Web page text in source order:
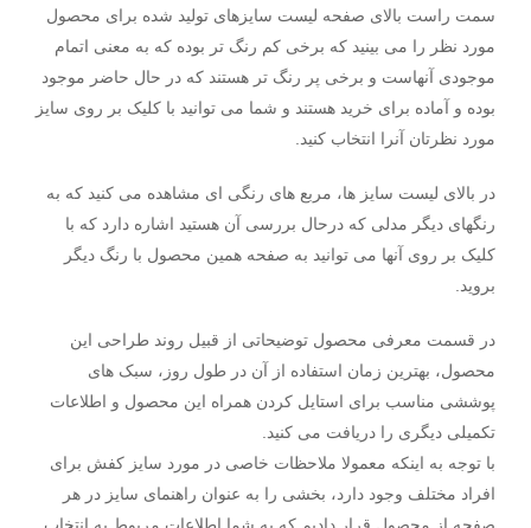
سمت راست بالای صفحه لیست سایزهای تولید شده برای محصول
مورد نظر را می بینید که برخی کم رنگ تر بوده که به معنی اتمام
موجودی آنهاست و برخی پر رنگ تر هستند که در حال حاضر موجود
بوده و آماده برای خرید هستند و شما می توانید با کلیک بر روی سایز
مورد نظرتان آنرا انتخاب کنید.
در بالای لیست سایز ها، مربع های رنگی ای مشاهده می کنید که به
رنگهای دیگر مدلی که درحال بررسی آن هستید اشاره دارد که با
کلیک بر روی آنها می توانید به صفحه همین محصول با رنگ دیگر
بروید.
در قسمت معرفی محصول توضیحاتی از قبیل روند طراحی این
محصول، بهترین زمان استفاده از آن در طول روز، سبک های
پوششی مناسب برای استایل کردن همراه این محصول و اطلاعات
تکمیلی دیگری را دریافت می کنید.
با توجه به اینکه معمولا ملاحظات خاصی در مورد سایز کفش برای
افراد مختلف وجود دارد، بخشی را به عنوان راهنمای سایز در هر